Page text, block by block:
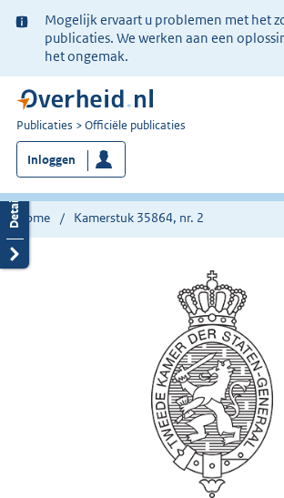
Ter
informatie:
Mogelijk ervaart u problemen met het
publicaties. We werken aan een
het ongemak.
U
bent
nu
hier:
Publicaties Officiële publicaties
Inloggen
Home Kamerstuk 35864, nr. 2